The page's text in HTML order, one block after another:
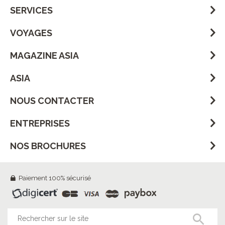
SERVICES
VOYAGES
MAGAZINE ASIA
ASIA
NOUS CONTACTER
ENTREPRISES
NOS BROCHURES
Paiement 100% sécurisé